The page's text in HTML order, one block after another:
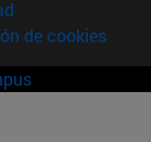
de cookies